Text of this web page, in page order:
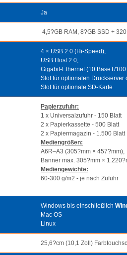
Ja
4,5?GB RAM, 8?GB SSD +
4 × USB 2.0 (Hi-Speed),
USB Host 2.0,
Gigabit-Ethernet (10 BaseT/
Slot für optionalen Druckserver
Slot für optionale SD-Karte
Papierzufuhr:
1 x Universalzufuhr - 150 Blatt
2 x Papierkassette - 500 Blatt
2 x Papiermagazin - 1.500 Blatt
Mediengrößen:
A6R–A3 (305?mm × 457?mm),
Banner max. 305?mm ×
Mediengewichte:
60-300 g/m2 - je nach Zufuhr
Windows bis einschließlich
Mac OS
Linux
25,6?cm (10,1 Zoll)